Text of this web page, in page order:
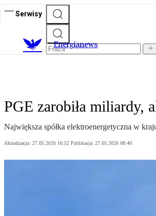
Serwisy
Energianews
PGE zarobiła miliardy,
Największa spółka elektroenergetyczna w
Aktualizacja: 27.05.2026 16:52 Publikacja: 27.05.2026 08:40